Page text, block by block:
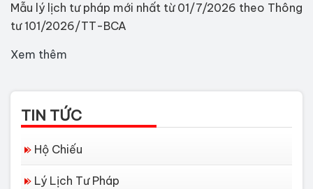
Mẫu lý lịch tư pháp mới nhất từ 01/7/2026 theo Thông
tư 101/2026/TT-BCA
Xem thêm
TIN TỨC
Hộ Chiếu
Lý Lịch Tư Pháp